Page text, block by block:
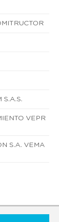
S.A.S.
VEPR
S.A. VEMA